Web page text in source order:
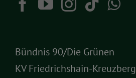
Bündnis 90/Die Grünen
KV Friedrichshain-Kreuzberg